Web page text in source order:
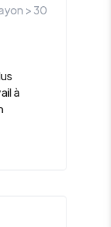
>30
à